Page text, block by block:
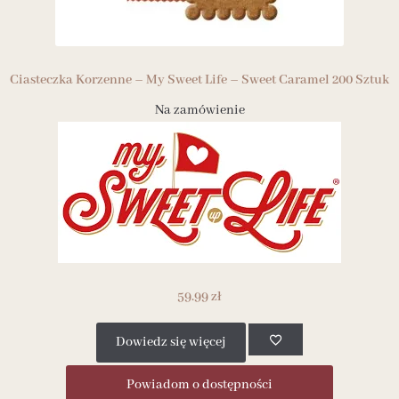
Ciasteczka Korzenne – My Sweet Life – Sweet Caramel 200 Sztuk
Na zamówienie
59.99zł
Dowiedz się więcej
Powiadom o dostępności